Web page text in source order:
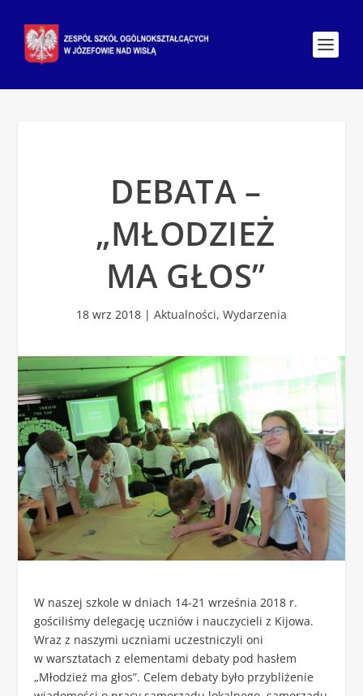
DEBATA –
„MŁODZIEŻ
MA GŁOS”
18 wrz 2018 | Aktualności, Wydarzenia
W naszej szkole w dniach 14-21 września 2018 r.
gościliśmy delegację uczniów i nauczycieli z Kijowa.
Wraz z naszymi uczniami uczestniczyli oni
w warsztatach z elementami debaty pod hasłem
„Młodzież ma głos”. Celem debaty było przybliżenie